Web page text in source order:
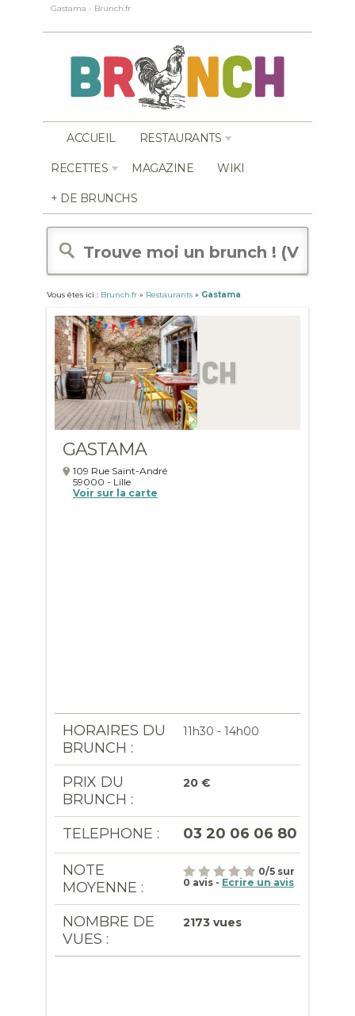
Gastama - Brunch.fr
ACCUEIL RESTAURANTS
RECETTES MAGAZINE WIKI
+ DE BRUNCHS
Vous êtes ici : Brunch.fr » Restaurants » Gastama
GASTAMA
109 Rue Saint-André
59000 - Lille
Voir sur la carte
HORAIRES DU
BRUNCH :
11h30 - 14h00
PRIX DU
BRUNCH :
20 €
TELEPHONE : 03 20 06 06 80
NOTE
MOYENNE :
0/5 sur
0 avis - Ecrire un avis
NOMBRE DE
VUES :
2173 vues